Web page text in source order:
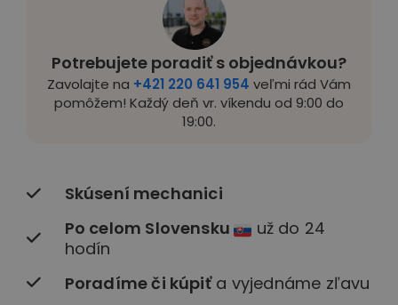
Potrebujete poradiť s objednávkou?
Zavolajte na +421 220 641 954 veľmi rád Vám
pomôžem! Každý deň vr. víkendu od 9:00 do
19:00.
Skúsení mechanici
Po celom Slovensku
už do 24
hodín
Poradíme či kúpiťa vyjednáme zľavu